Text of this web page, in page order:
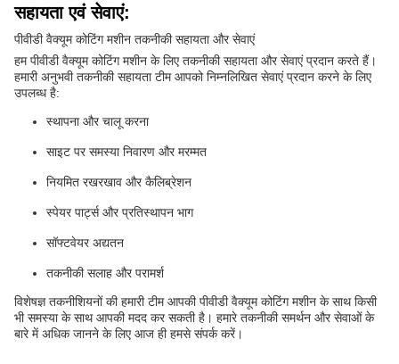
सहायता एवं सेवाएं:
पीवीडी वैक्यूम कोटिंग मशीन तकनीकी सहायता और सेवाएं
हम पीवीडी वैक्यूम कोटिंग मशीन के लिए तकनीकी सहायता और सेवाएं प्रदान करते हैं।
हमारी अनुभवी तकनीकी सहायता टीम आपको निम्नलिखित सेवाएं प्रदान करने के लिए
उपलब्ध है:
स्थापना और चालू करना
साइट पर समस्या निवारण और मरम्मत
नियमित रखरखाव और कैलिब्रेशन
स्पेयर पार्ट्स और प्रतिस्थापन भाग
सॉफ्टवेयर अद्यतन
तकनीकी सलाह और परामर्श
विशेषज्ञ तकनीशियनों की हमारी टीम आपकी पीवीडी वैक्यूम कोटिंग मशीन के साथ किसी
भी समस्या के साथ आपकी मदद कर सकती है। हमारे तकनीकी समर्थन और सेवाओं के
बारे में अधिक जानने के लिए आज ही हमसे संपर्क करें।